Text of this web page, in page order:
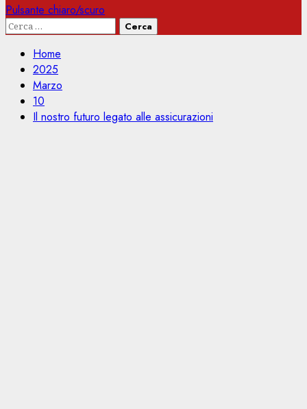
Pulsante chiaro/scuro
Ricerca
Home
2025
Marzo
10
Il nostro futuro legato alle assicurazioni